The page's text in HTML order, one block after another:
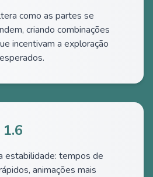
como as partes se
criando combinações
incentivam a exploração
estabilidade: tempos de
animações mais